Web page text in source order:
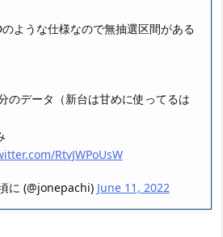
ような仕様なので無抽選区間がある
データ（新台は甘めに使ってるは
RtvJWPoUsW
に (@jonepachi) June 11, 2022